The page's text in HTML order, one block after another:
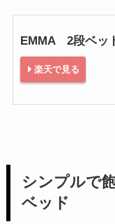
EMMA 2段ベッ
楽天で見る
シンプルで
ベッド